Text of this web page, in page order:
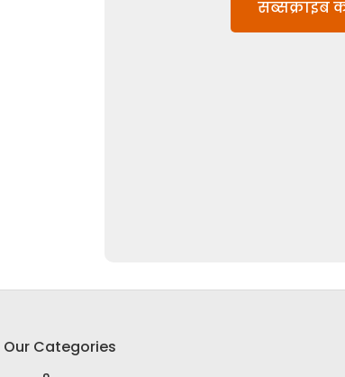
सब्सक्राइब
Our Categories